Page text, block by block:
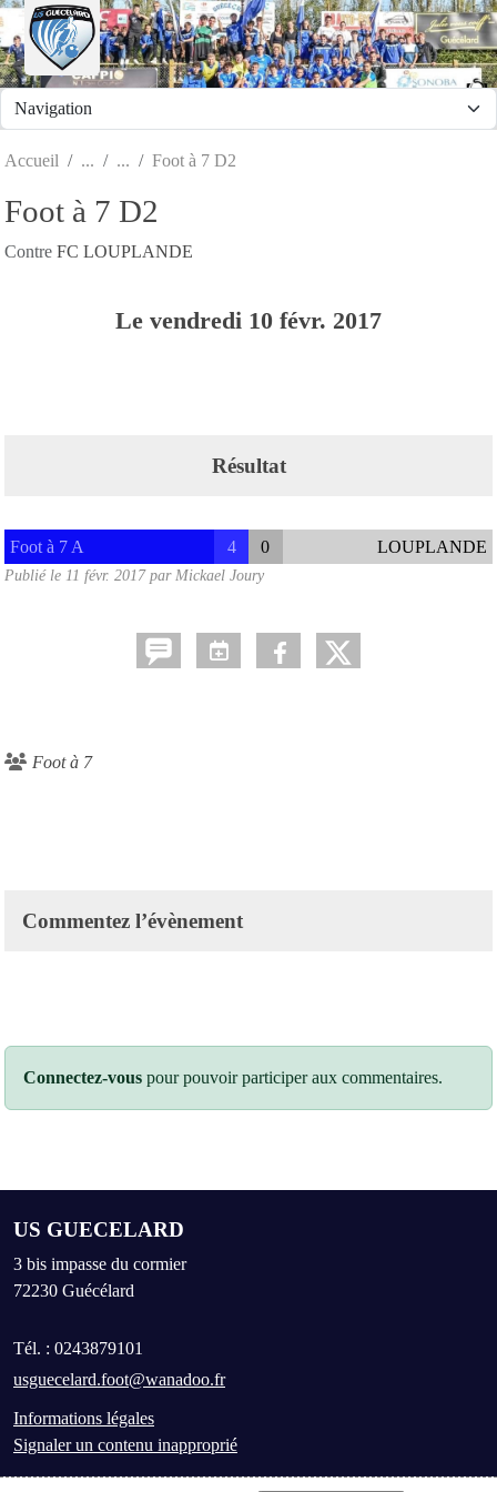
Accueil Foot à 7 D2
Foot à 7 D2
Contre FC LOUPLANDE
Le vendredi 10 févr. 2017
Résultat
Foot à 7 A 4 0 LOUPLANDE
Publié le 11 févr. 2017par Mickael Joury
Foot à 7
Commentez l’évènement
Connectez-vous pour pouvoir participer aux commentaires.
US GUECELARD
3 bis impasse du cormier
72230 Guécélard
Tél. : 0243879101
usguecelard.foot@wanadoo.fr
Informations légales
Signaler un contenu inapproprié
Panneau de gestion des cookies